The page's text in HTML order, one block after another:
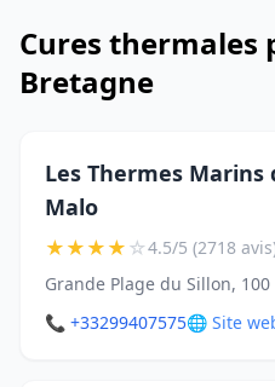
Cures thermales
Bretagne
Les Thermes Marins
Malo
★★★★☆4.5/5 (2718
📞 +33299407575🌐 Site